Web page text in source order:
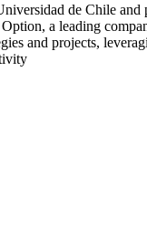
de Chile and
a leading
and projects,